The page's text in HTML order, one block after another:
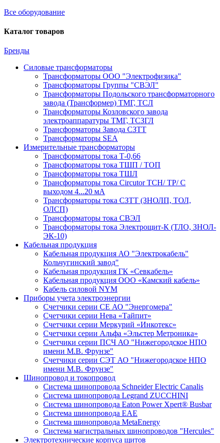
Все оборудование
Каталог товаров
Бренды
Силовые трансформаторы
Трансформаторы ООО "Электрофизика"
Трансформаторы Группы "СВЭЛ"
Трансформаторы Подольского трансформаторного
завода (Трансформер) ТМГ, ТСЛ
Трансформаторы Козловского завода
электроаппаратуры ТМГ, ТСЗГЛ
Трансформаторы Завода СЗТТ
Трансформаторы SEA
Измерительные трансформаторы
Трансформаторы тока Т-0,66
Трансформаторы тока ТШП / ТОП
Трансформаторы тока ТШЛ
Трансформаторы тока Circutor TCH/ TP/ С
выходом 4...20 мА
Трансформаторы тока СЗТТ (ЗНОЛП, ТОЛ,
ОЛСП)
Трансформаторы тока СВЭЛ
Трансформаторы тока Электрощит-К (ТЛО, ЗНОЛ-
ЭК-10)
Кабельная продукция
Кабельная продукция АО "Электрокабель"
Кольчугинский завод"
Кабельная продукция ГК «Севкабель»
Кабельная продукция ООО «Камский кабель»
Кабель силовой NYM
Приборы учета электроэнергии
Счетчики серии СЕ АО "Энергомера"
Счетчики серии Нева «Тайпит»
Счетчики серии Меркурий «Инкотекс»
Счетчики серии Альфа «Эльстер Метроника»
Счетчики серии ПСЧ АО "Нижегородское НПО
имени М.В. Фрунзе"
Счетчики серии СЭТ АО "Нижегородское НПО
имени М.В. Фрунзе"
Шинопровод и токопровод
Система шинопровода Schneider Electric Canalis
Система шинопровода Legrand ZUCCHINI
Система шинопровода Eaton Power Xpert® Busbar
Система шинопровода EAE
Система шинопровода MetaEnergy
Система магистральных шинопроводов "Hercules"
Электротехнические корпуса щитов